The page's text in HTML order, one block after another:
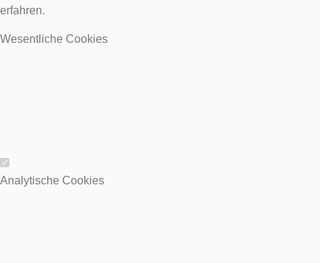
erfahren.
Wesentliche Cookies
Wesentliche Cookies
Analytische Cookies